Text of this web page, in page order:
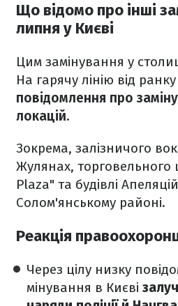
Що відомо про інші
липня у Києві
Цим замінування у
На гарячу лінію від ранку
повідомлення про
локацій.
Зокрема, залізничого
Жулянах, торговельного
Plaza" та будівлі
Солом'янському районі.
Реакція
Через цілу низку
мінування в Києві